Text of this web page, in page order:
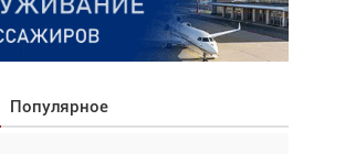
Популярное